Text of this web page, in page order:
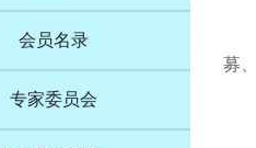
会员名录
专家委员会
募